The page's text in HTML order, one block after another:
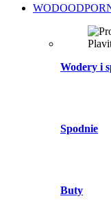
Wodery i
Spodnie
Buty